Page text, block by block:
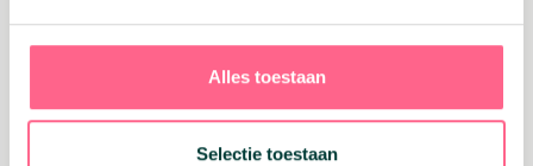
Alles toestaan
Selectie toestaan
Al even ondernemer en benieuwd naar jouw
berekening en ontdek hoeveel hypotheek jij